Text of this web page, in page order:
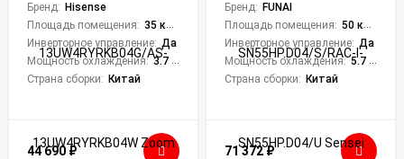
DC Inverter Wi-Fi
Бренд: Hisense
Площадь помещения: 35 кв. м.
Инверторное управление: Да
Мощность охлаждения: 3.7 кВт
Страна сборки: Китай
44 690₽
SN55HP.D04/U Sensei
Inverter
Бренд: FUNAI
Площадь помещения: 50 кв. м.
Инверторное управление: Да
Мощность охлаждения: 5.7 кВт
Страна сборки: Китай
71 372₽